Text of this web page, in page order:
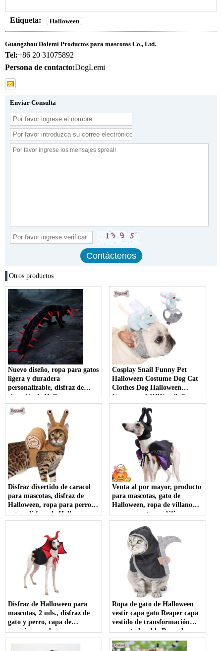
Etiqueta: Halloween
Guangzhou Dolemi Productos para mascotas Co., Ltd.
Tel:+86 20 31075892
Persona de contacto:DogLemi
Enviar Consulta
Otros productos
Nuevo diseño, ropa para gatos
ligera y duradera
personalizable, disfraz de
ciempiés de Halloween
duradero y fácil de limpiar
para mascotas
Cosplay Snail Funny Pet
Halloween Costume Dog Cat
Clothes Dog Halloween
Costume - COPY - r0p7ra
Disfraz divertido de caracol
para mascotas, disfraz de
Halloween, ropa para perros y
gatos, disfraz de Halloween
para perros
Venta al por mayor, producto
para mascotas, gato de
Halloween, ropa de villano
para mascotas maléfica,
disfraz para perro, reina
malvada, disfraz para
mascota
Disfraz de Halloween para
mascotas, 2 uds., disfraz de
gato y perro, capa de
vampiro, sombrero con
cuernos de diablo, fiesta de
Halloween, Cosplay para
Ropa de gato de Halloween
vestir capa gato Reaper capa
vestido de transformación
mascota lavable Ropa de
Halloween Reaper fiesta de
transformación traje lindo